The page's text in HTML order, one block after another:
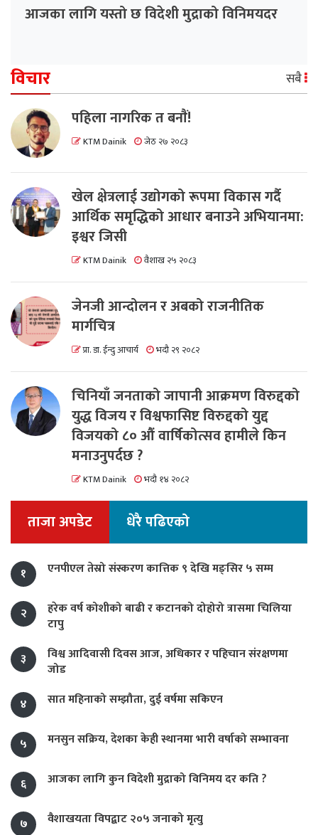
आजका लागि यस्तो छ विदेशी मुद्राको विनिमयदर
विचार सबै
पहिला नागरिक त बनाैं!
KTM Dainik जेठ २७ २०८३
खेल क्षेत्रलाई उद्योगको रूपमा विकास गर्दै
आर्थिक समृद्धिको आधार बनाउने अभियानमा:
इश्वर जिसी
KTM Dainik वैशाख २५ २०८३
जेनजी आन्दोलन र अबको राजनीतिक
मार्गचित्र
प्रा. डा. ईन्दु आचार्य भदौ २९ २०८२
चिनियाँ जनताको जापानी आक्रमण विरुद्दको
युद्ध विजय र विश्वफासिष्ट विरुद्दको युद्द
विजयको ८० औं वार्षिकोत्सव हामीले किन
मनाउनुपर्दछ ?
KTM Dainik भदौ १४ २०८२
ताजा अपडेट धेरै पढिएको
१ एनपीएल तेस्रो संस्करण कात्तिक ९ देखि मङ्सिर ५ सम्म
२
हरेक वर्ष कोशीको बाढी र कटानको दोहोरो त्रासमा चिलिया
टापु
३
विश्व आदिवासी दिवस आज, अधिकार र पहिचान संरक्षणमा
जोड
४
सात महिनाको सम्झौता, दुई वर्षमा सकिएन
५ मनसुन सक्रिय, देशका केही स्थानमा भारी वर्षाको सम्भावना
६ आजका लागि कुन विदेशी मुद्राको विनिमय दर कति ?
७ वैशाखयता विपद्बाट २०५ जनाको मृत्यु